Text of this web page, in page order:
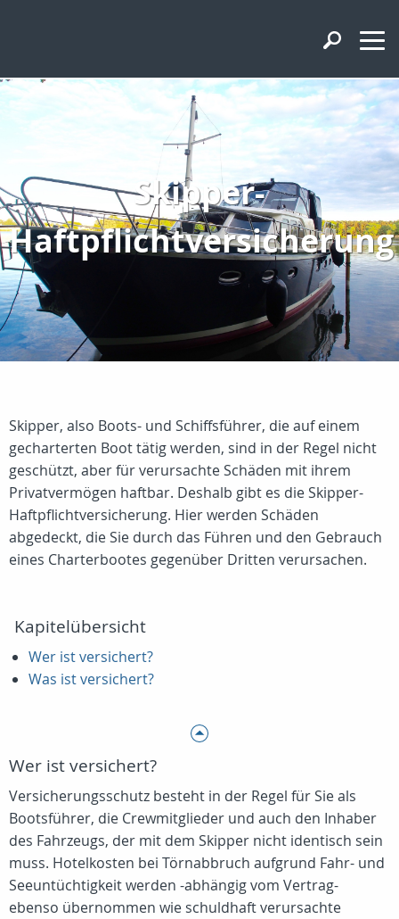
Skipper-
Haftpflichtversicherung
Skipper, also Boots- und Schiffsführer, die auf einem
gecharterten Boot tätig werden, sind in der Regel nicht
geschützt, aber für verursachte Schäden mit ihrem
Privatvermögen haftbar. Deshalb gibt es die Skipper-
Haftpflichtversicherung. Hier werden Schäden
abgedeckt, die Sie durch das Führen und den Gebrauch
eines Charterbootes gegenüber Dritten verursachen.
Kapitelübersicht
Wer ist versichert?
Was ist versichert?
Wer ist versichert?
Versicherungsschutz besteht in der Regel für Sie als
Bootsführer, die Crewmitglieder und auch den Inhaber
des Fahrzeugs, der mit dem Skipper nicht identisch sein
muss. Hotelkosten bei Törnabbruch aufgrund Fahr- und
Seeuntüchtigkeit werden -abhängig vom Vertrag-
ebenso übernommen wie schuldhaft verursachte